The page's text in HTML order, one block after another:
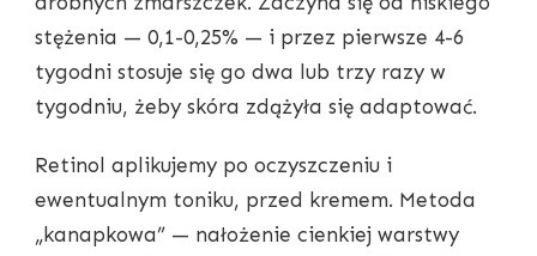
stężenia — 0,1-0,25% — i przez pierwsze 4-6
tygodni stosuje się go dwa lub trzy razy w
tygodniu, żeby skóra zdążyła się adaptować.
Retinol aplikujemy po oczyszczeniu i
ewentualnym toniku, przed kremem. Metoda
„kanapkowa” — nałożenie cienkiej warstwy